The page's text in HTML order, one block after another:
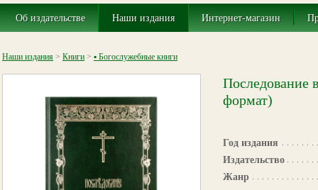
Об издательстве Наши издания Интернет-магазин
Наши издания > Книги > ▪ Богослужебные книги
Последование
формат)
Год издания
Издательство
Жанр